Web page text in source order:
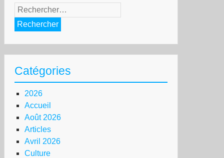
Rechercher :
Catégories
2026
Accueil
Août 2026
Articles
Avril 2026
Culture